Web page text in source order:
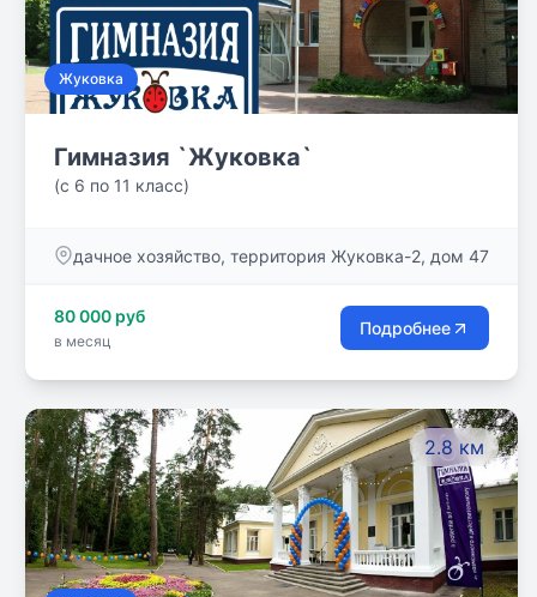
Жуковка
Гимназия `Жуковка`
(с 6 по 11 класс)
дачное хозяйство, территория Жуковка-2, дом 47
80 000 руб
в месяц
Подробнее
2.8 км